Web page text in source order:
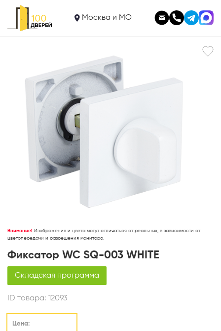
Москва и МО
Фиксатор WC SQ-003 WHITE 1 180
В корзину
Внимание! Изображения и цвета могут отличаться от реальных, в зависимости от
цветопередачи и разрешения монитора.
Фиксатор WC SQ-003 WHITE
Складская программа
ID товара: 12093
Цена: